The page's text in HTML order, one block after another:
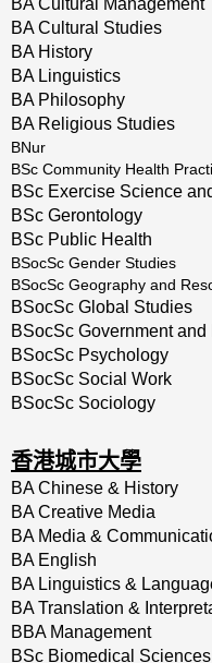
BA Cultural Studies
BA History
BA Linguistics
BA Philosophy
BA Religious Studies
BNur
BSc Community Health
BSc Exercise Science
BSc Gerontology
BSc Public Health
BSocSc Gender Studies
BSocSc Geography and
BSocSc Global Studies
BSocSc Government
BSocSc Psychology
BSocSc Social Work
BSocSc Sociology
香港城市大學
BA Chinese & History
BA Creative Media
BA Media &
BA English
BA Linguistics &
BA Translation &
BBA Management
BSc Biomedical Sciences